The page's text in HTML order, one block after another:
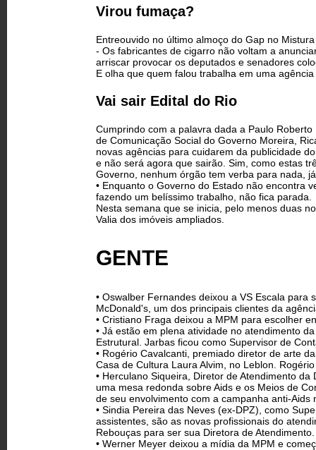
Virou fumaça?
Entreouvido no último almoço do Gap no
- Os fabricantes de cigarro não voltam a
arriscar provocar os deputados e senadores
E olha que quem falou trabalha em uma
Vai sair Edital do Rio
Cumprindo com a palavra dada a Paulo
de Comunicação Social do Governo Moreira,
novas agências para cuidarem da publicidade
e não será agora que sairão. Sim, como estas
Governo, nenhum órgão tem verba para nada,
• Enquanto o Governo do Estado não encontra
fazendo um belíssimo trabalho, não fica parada.
Nesta semana que se inicia, pelo menos duas
Valia dos imóveis ampliados.
GENTE
• Oswalber Fernandes deixou a VS Escala
McDonald's, um dos principais clientes da
• Cristiano Fraga deixou a MPM para escolher
• Já estão em plena atividade no atendimento
Estrutural. Jarbas ficou como Supervisor de
• Rogério Cavalcanti, premiado diretor de arte
Casa de Cultura Laura Alvim, no Leblon.
• Herculano Siqueira, Diretor de Atendimento
uma mesa redonda sobre Aids e os Meios de
de seu envolvimento com a campanha anti-
• Sindia Pereira das Neves (ex-DPZ), como
assistentes, são as novas profissionais do
Rebouças para ser sua Diretora de Atendimento.
• Werner Meyer deixou a mídia da MPM e